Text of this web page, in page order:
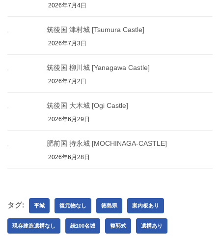
2026年7月4日
筑後国 津村城 [Tsumura Castle]
2026年7月3日
筑後国 柳川城 [Yanagawa Castle]
2026年7月2日
筑後国 大木城 [Ogi Castle]
2026年6月29日
肥前国 持永城 [MOCHINAGA-CASTLE]
2026年6月28日
タグ: 平城 復元物なし 徳島県 案内板あり
現存建造遺構なし 続100名城 複郭式 遺構あり